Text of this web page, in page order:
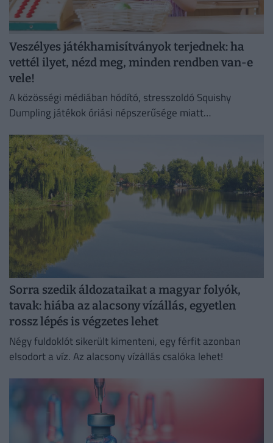
Veszélyes játékhamisítványok terjednek: ha
vettél ilyet, nézd meg, minden rendben van-e
vele!
A közösségi médiában hódító, stresszoldó Squishy
Dumpling játékok óriási népszerűsége miatt
hamisítványok.
Sorra szedik áldozataikat a magyar folyók,
tavak: hiába az alacsony vízállás, egyetlen
rossz lépés is végzetes lehet
Négy fuldoklót sikerült kimenteni, egy férfit azonban
elsodort a víz. Az alacsony vízállás csalóka lehet!